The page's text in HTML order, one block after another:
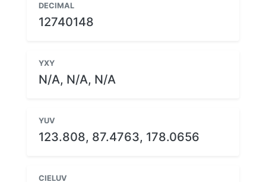
DECIMAL
12740148
YXY
N/A, N/A, N/A
YUV
123.808, 87.4763, 178.0656
CIELUV